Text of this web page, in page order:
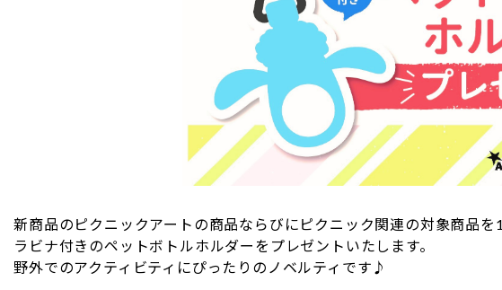
新商品のピクニックアートの商品ならびにピクニック関連の対象商品
ラビナ付きのペットボトルホルダーをプレゼントいたします。
野外でのアクティビティにぴったりのノベルティです♪